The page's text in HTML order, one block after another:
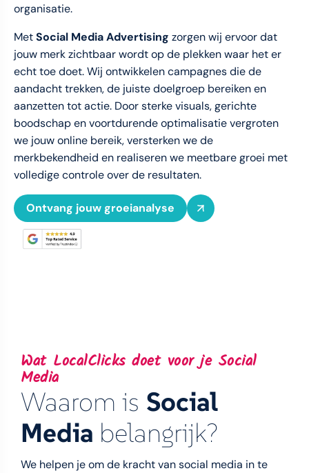
organisatie.
MetSocial Media Advertising zorgen wij ervoor dat
jouw merk zichtbaar wordt op de plekken waar het er
echt toe doet. Wij ontwikkelen campagnes die de
aandacht trekken, de juiste doelgroep bereiken en
aanzetten tot actie. Door sterke visuals, gerichte
boodschap en voortdurende optimalisatie vergroten
we jouw online bereik, versterken we de
merkbekendheid en realiseren we meetbare groei met
volledige controle over de resultaten.
Ontvang jouw groeianalyse
Wat LocalClicks doet voor je Social
Media
Waarom is Social
Media belangrijk?
We helpen je om de kracht van social media in te